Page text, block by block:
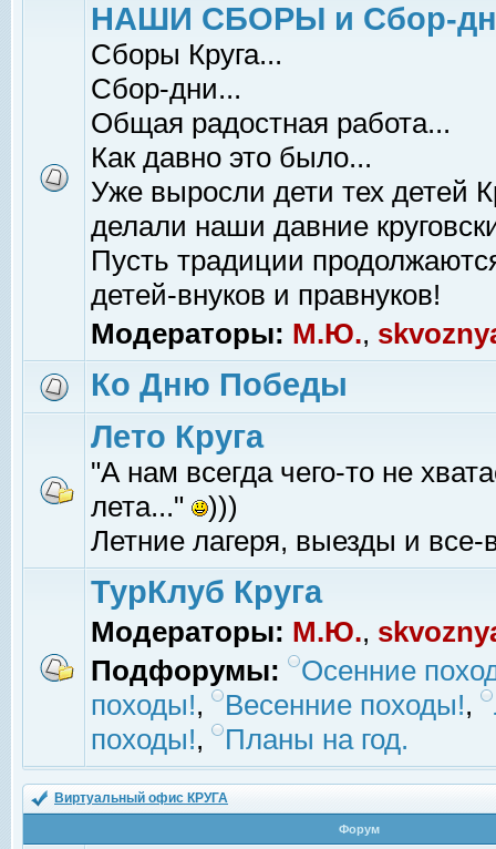
НАШИ СБОРЫ и Сбор-
Сборы Круга...
Сбор-дни...
Общая радостная работа...
Как давно это было...
Уже выросли дети тех детей
делали наши давние
Пусть традиции
детей-внуков и правнуков!
Модераторы: М.Ю.,
Ко Дню Победы
Лето Круга
"А нам всегда чего-то не
лета..."
)))
Летние лагеря, выезды и все-
ТурКлуб Круга
Модераторы: М.Ю.,
Подфорумы:
Осенние
походы!, Весенние походы!,
походы!, Планы на год.
Виртуальный офис КРУГА
Форум